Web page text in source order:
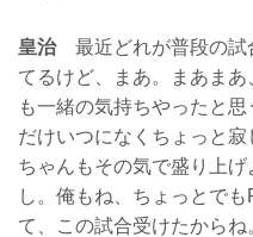
皇治最近どれが普段の試
てるけど、まあ。まあま
も一緒の気持ちやったと
だけいつになくちょっと
ちゃんもその気で盛り上
し。俺もね、ちょっとで
て、この試合受けたから